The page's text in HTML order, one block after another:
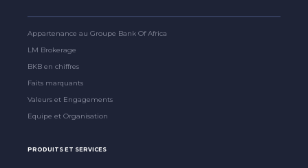
Appartenance au Groupe Bank Of Africa
LM Brokerage
BKB en chiffres
Faits marquants
Valeurs et Engagements
Equipe et Organisation
PRODUITS ET SERVICES